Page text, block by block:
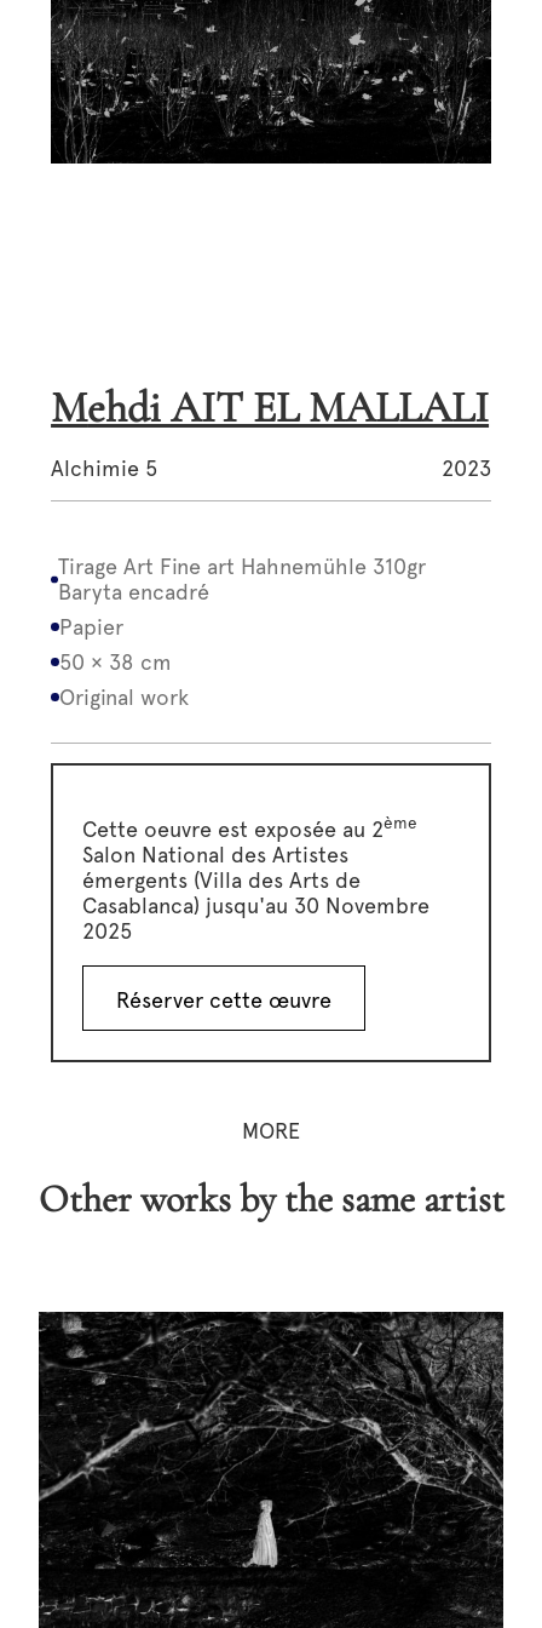
Mehdi AIT EL MALLALI
Alchimie 5 2023
Tirage Art Fine art Hahnemühle 310gr
Baryta encadré
Papier
50 × 38 cm
Original work
Cette oeuvre est exposée au 2ème
Salon National des Artistes
émergents (Villa des Arts de
Casablanca) jusqu'au 30 Novembre
2025
Réserver cette œuvre
MORE
Other works by the same artist